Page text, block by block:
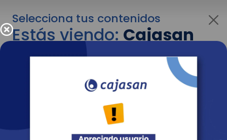
Selecciona tus contenidos
Estás viendo:Cajasan
para personas
Para cambiar al contenido de tu interés más
adelante recuerda utilizar el menú
Entendido